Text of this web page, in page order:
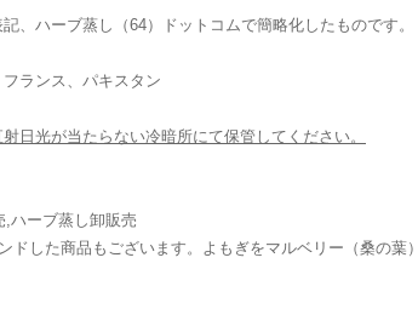
、ハーブ蒸し（64）ドットコムで簡略化したものです。
ランス、パキスタン
日光が当たらない冷暗所にて保管してください。
した商品もございます。よもぎをマルベリー（桑の